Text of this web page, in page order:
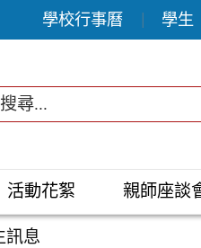
學校行事曆 學生
活動花絮 親師座談
訊息